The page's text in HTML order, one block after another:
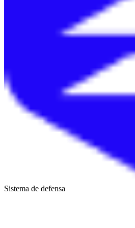
Sistema de defensa